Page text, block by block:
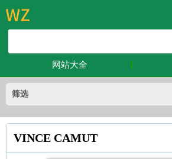
网站大全
筛选
VINCE CAMUT